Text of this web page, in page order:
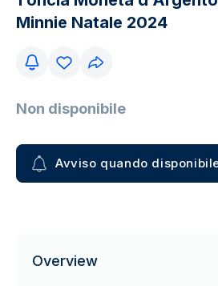
Minnie Natale 2024
Non disponibile
Avviso quando
Overview